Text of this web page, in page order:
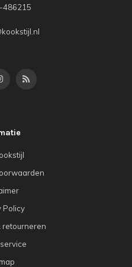
486215
Policy
retourneren